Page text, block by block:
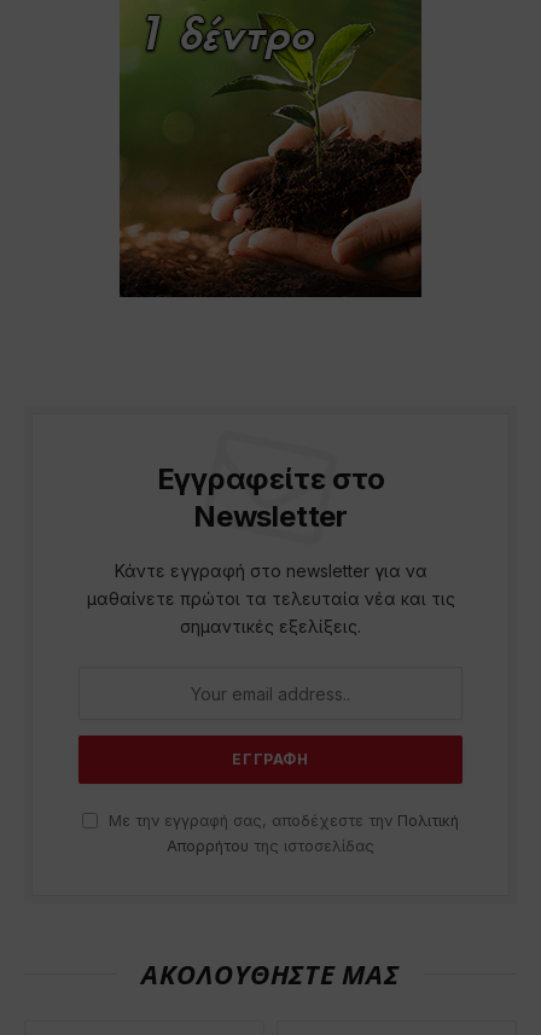
Εγγραφείτε στο
Newsletter
Κάντε εγγραφή στο newsletter για να
μαθαίνετε πρώτοι τα τελευταία νέα και τις
σημαντικές εξελίξεις.
Με την εγγραφή σας, αποδέχεστε την Πολιτική
Απορρήτου της ιστοσελίδας
ΑΚΟΛΟΥΘΗΣΤΕ ΜΑΣ